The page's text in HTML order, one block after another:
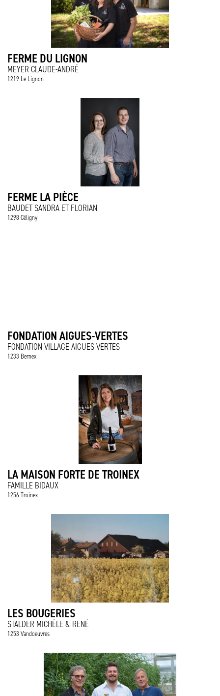
FERME DU LIGNON
MEYER CLAUDE-ANDRÉ
1219 Le Lignon
FERME LA PIÈCE
BAUDET SANDRA ET FLORIAN
1298 Céligny
FONDATION AIGUES-VERTES
FONDATION VILLAGE AIGUES-VERTES
1233 Bernex
LA MAISON FORTE DE TROINEX
FAMILLE BIDAUX
1256 Troinex
LES BOUGERIES
STALDER MICHÈLE & RENÉ
1253 Vandoeuvres